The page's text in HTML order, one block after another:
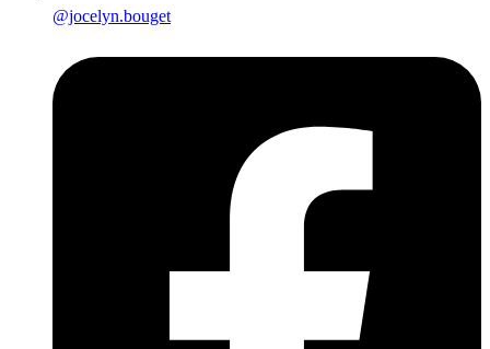
@jocelyn.bouget